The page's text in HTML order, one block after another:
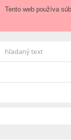
Tento web používa